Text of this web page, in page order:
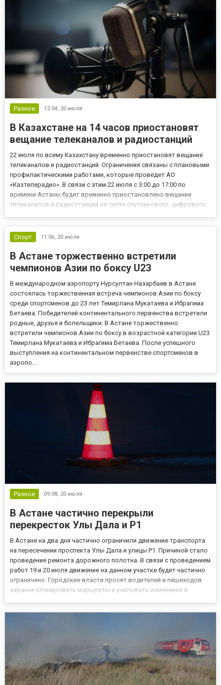
Разное 12:04, 20 июля
В Казахстане на 14 часов приостановят
вещание телеканалов и радиостанций
22 июля по всему Казахстану временно приостановят вещание
телеканалов и радиостанций. Ограничения связаны с плановыми
профилактическими работами, которые проведет АО
«Казтелерадио». В связи с этим 22 июля с 3:00 до 17:00 по
времени Астаны будет временно приостановлено вещание
телеканалов и радиостанций на сетях спутникового, цифрового
проведение...
Спорт 11:06, 20 июля
В Астане торжественно встретили
чемпионов Азии по боксу U23
В международном аэропорту Нурсултан Назарбаев в Астане
состоялась торжественная встреча чемпионов Азии по боксу
среди спортсменов до 23 лет Темирлана Мукатаева и Ибрагима
Бетаева. Победителей континентального первенства встретили
родные, друзья и болельщики. В Астане торжественно
встретили чемпионов Азии по боксу в возрастной категории U23
Темирлана Мукатаева и Ибрагима Бетаева. После успешного
выступления на континентальном первенстве спортсменов в
аэропо...
Разное 09:08, 20 июля
В Астане частично перекрыли
перекресток Улы Дала и Р1
В Астане на два дня частично ограничили движение транспорта
на пересечении проспекта Улы Дала и улицы Р1. Причиной стало
проведение ремонта дорожного полотна. В связи с проведением
работ 19 и 20 июля движение на данном участке будет частично
ограничено. Городские власти просят водителей и пешеходов
заранее планировать маршруты и учитывать изменения в